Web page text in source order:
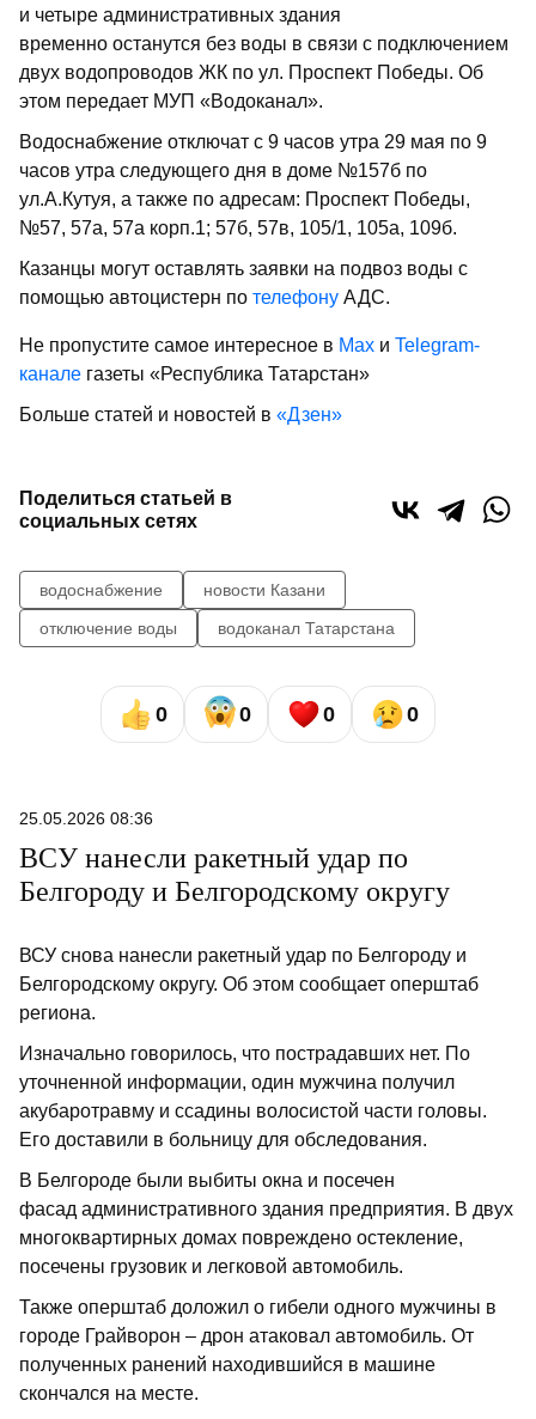
и четыре административных здания
временно останутся без воды в связи с подключением
двух водопроводов ЖК по ул. Проспект Победы. Об
этом передает МУП «Водоканал».
Водоснабжение отключат с 9 часов утра 29 мая по 9
часов утра следующего дня в доме №157б по
ул.А.Кутуя, а также по адресам: Проспект Победы,
№57, 57а, 57а корп.1; 57б, 57в, 105/1, 105а, 109б.
Казанцы могут оставлять заявки на подвоз воды с
помощью автоцистерн по телефону АДС.
Не пропустите самое интересное в Max и Telegram-
канале газеты «Республика Татарстан»
Больше статей и новостей в «Дзен»
Поделиться статьей в
социальных сетях
водоснабжение
новости Казани
отключение воды
водоканал Татарстана
0 0 0 0
25.05.2026 08:36
ВСУ нанесли ракетный удар по
Белгороду и Белгородскому округу
ВСУ снова нанесли ракетный удар по Белгороду и
Белгородскому округу. Об этом сообщает оперштаб
региона.
Изначально говорилось, что пострадавших нет. По
уточненной информации, один мужчина получил
акубаротравму и ссадины волосистой части головы.
Его доставили в больницу для обследования.
В Белгороде были выбиты окна и посечен
фасад административного здания предприятия. В двух
многоквартирных домах повреждено остекление,
посечены грузовик и легковой автомобиль.
Также оперштаб доложил о гибели одного мужчины в
городе Грайворон – дрон атаковал автомобиль. От
полученных ранений находившийся в машине
скончался на месте.